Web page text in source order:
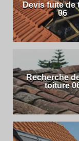
Devis fuite de
06
Recherche
toiture